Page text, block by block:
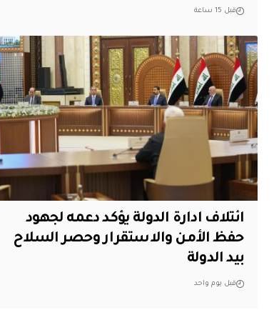
قبل 15 ساعة
ائتلاف ادارة الدولة يؤكد دعمه لجهود
حفظ الأمن والاستقرار وحصر السلاح
بيد الدولة
قبل يوم واحد